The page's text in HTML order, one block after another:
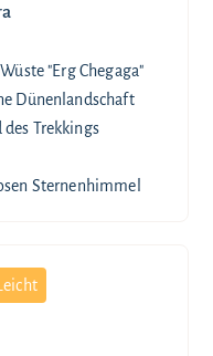
"Erg Chegaga"
Dünenlandschaft
Trekkings
Sternenhimmel
Leicht